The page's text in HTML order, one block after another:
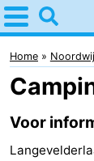
Home
Noordwijk
Tips
Voor
Home
Voor